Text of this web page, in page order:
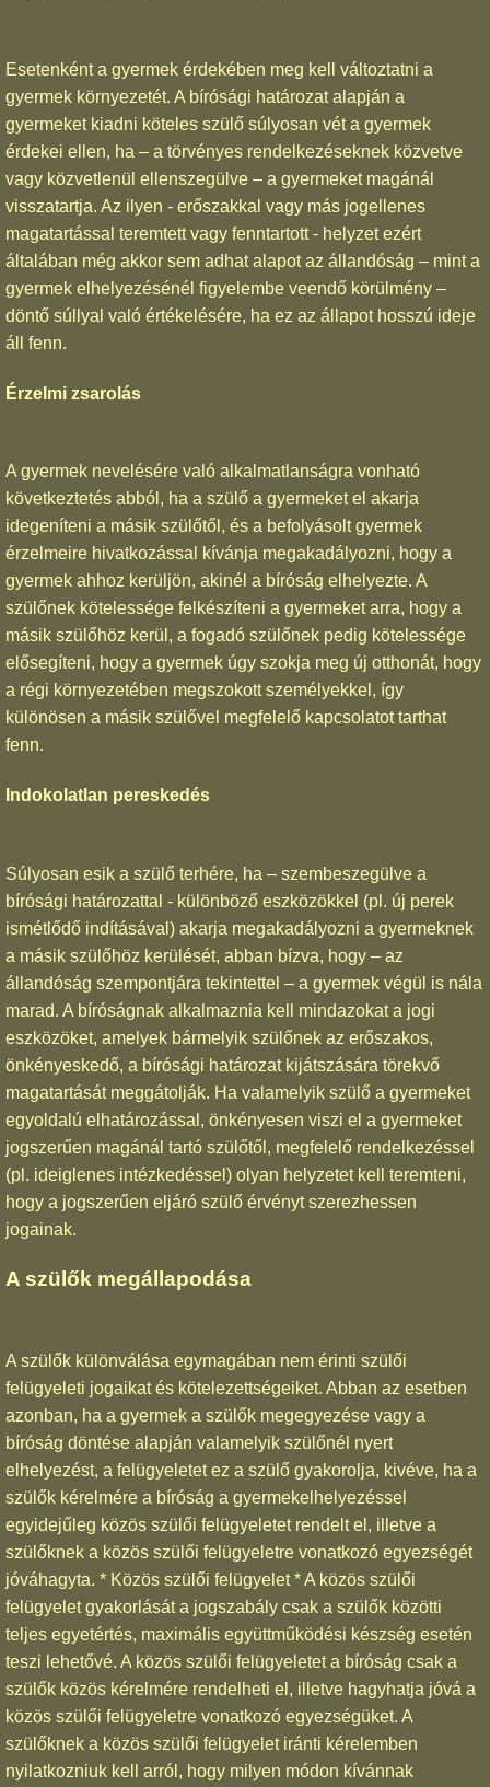
Esetenként a gyermek érdekében meg kell változtatni a
gyermek környezetét. A bírósági határozat alapján a
gyermeket kiadni köteles szülő súlyosan vét a gyermek
érdekei ellen, ha – a törvényes rendelkezéseknek közvetve
vagy közvetlenül ellenszegülve – a gyermeket magánál
visszatartja. Az ilyen - erőszakkal vagy más jogellenes
magatartással teremtett vagy fenntartott - helyzet ezért
általában még akkor sem adhat alapot az állandóság – mint a
gyermek elhelyezésénél figyelembe veendő körülmény –
döntő súllyal való értékelésére, ha ez az állapot hosszú ideje
áll fenn.
Érzelmi zsarolás
A gyermek nevelésére való alkalmatlanságra vonható
következtetés abból, ha a szülő a gyermeket el akarja
idegeníteni a másik szülőtől, és a befolyásolt gyermek
érzelmeire hivatkozással kívánja megakadályozni, hogy a
gyermek ahhoz kerüljön, akinél a bíróság elhelyezte. A
szülőnek kötelessége felkészíteni a gyermeket arra, hogy a
másik szülőhöz kerül, a fogadó szülőnek pedig kötelessége
elősegíteni, hogy a gyermek úgy szokja meg új otthonát, hogy
a régi környezetében megszokott személyekkel, így
különösen a másik szülővel megfelelő kapcsolatot tarthat
fenn.
Indokolatlan pereskedés
Súlyosan esik a szülő terhére, ha – szembeszegülve a
bírósági határozattal - különböző eszközökkel (pl. új perek
ismétlődő indításával) akarja megakadályozni a gyermeknek
a másik szülőhöz kerülését, abban bízva, hogy – az
állandóság szempontjára tekintettel – a gyermek végül is nála
marad. A bíróságnak alkalmaznia kell mindazokat a jogi
eszközöket, amelyek bármelyik szülőnek az erőszakos,
önkényeskedő, a bírósági határozat kijátszására törekvő
magatartását meggátolják. Ha valamelyik szülő a gyermeket
egyoldalú elhatározással, önkényesen viszi el a gyermeket
jogszerűen magánál tartó szülőtől, megfelelő rendelkezéssel
(pl. ideiglenes intézkedéssel) olyan helyzetet kell teremteni,
hogy a jogszerűen eljáró szülő érvényt szerezhessen
jogainak.
A szülők megállapodása
A szülők különválása egymagában nem érinti szülői
felügyeleti jogaikat és kötelezettségeiket. Abban az esetben
azonban, ha a gyermek a szülők megegyezése vagy a
bíróság döntése alapján valamelyik szülőnél nyert
elhelyezést, a felügyeletet ez a szülő gyakorolja, kivéve, ha a
szülők kérelmére a bíróság a gyermekelhelyezéssel
egyidejűleg közös szülői felügyeletet rendelt el, illetve a
szülőknek a közös szülői felügyeletre vonatkozó egyezségét
jóváhagyta. * Közös szülői felügyelet * A közös szülői
felügyelet gyakorlását a jogszabály csak a szülők közötti
teljes egyetértés, maximális együttműködési készség esetén
teszi lehetővé. A közös szülői felügyeletet a bíróság csak a
szülők közös kérelmére rendelheti el, illetve hagyhatja jóvá a
közös szülői felügyeletre vonatkozó egyezségüket. A
szülőknek a közös szülői felügyelet iránti kérelemben
nyilatkozniuk kell arról, hogy milyen módon kívánnak